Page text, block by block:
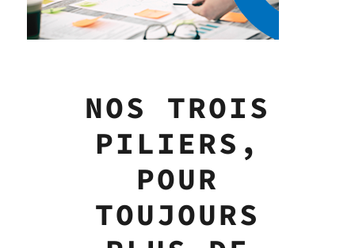
NOS TROIS
PILIERS,
POUR
TOUJOURS